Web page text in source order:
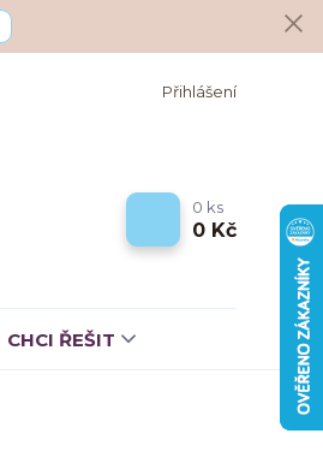
Přihlášení
0 ks
0 Kč
CHCI ŘEŠIT